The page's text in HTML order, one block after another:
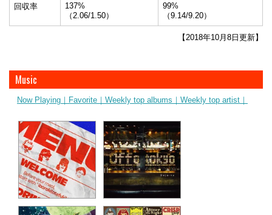
回収率
137%
（2.06/1.50）
99%
（9.14/9.20）
【2018年10月8日更新】
Music
Now Playing｜ Favorite｜ Weekly top albums｜ Weekly top artist｜
ibaraki(otefuki)
シンデレラ